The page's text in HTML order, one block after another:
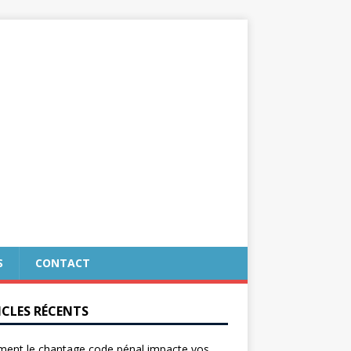
CONTACT
RÉCENTS